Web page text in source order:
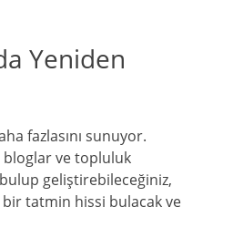
Yeniden
fazlasını sunuyor.
bloglar ve topluluk
geliştirebileceğiniz,
bir tatmin hissi bulacak ve